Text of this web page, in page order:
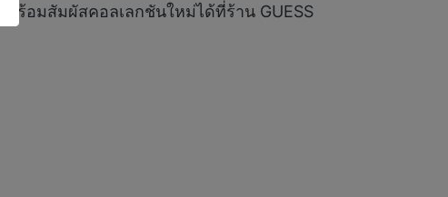
ร้อมสัมผัสคอลเลกชันใหม่ได้ที่ร้าน GUESS